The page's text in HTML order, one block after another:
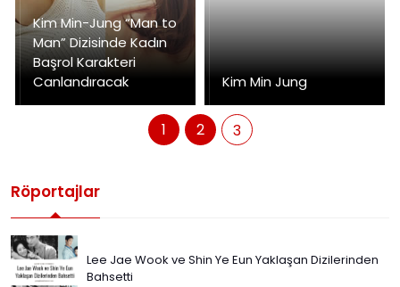
Kim Min-Jung “Man to
Man” Dizisinde Kadın
Başrol Karakteri
Canlandıracak
Kim Min Jung
1 2 3
Röportajlar
Lee Jae Wook ve Shin Ye Eun Yaklaşan Dizilerinden
Bahsetti